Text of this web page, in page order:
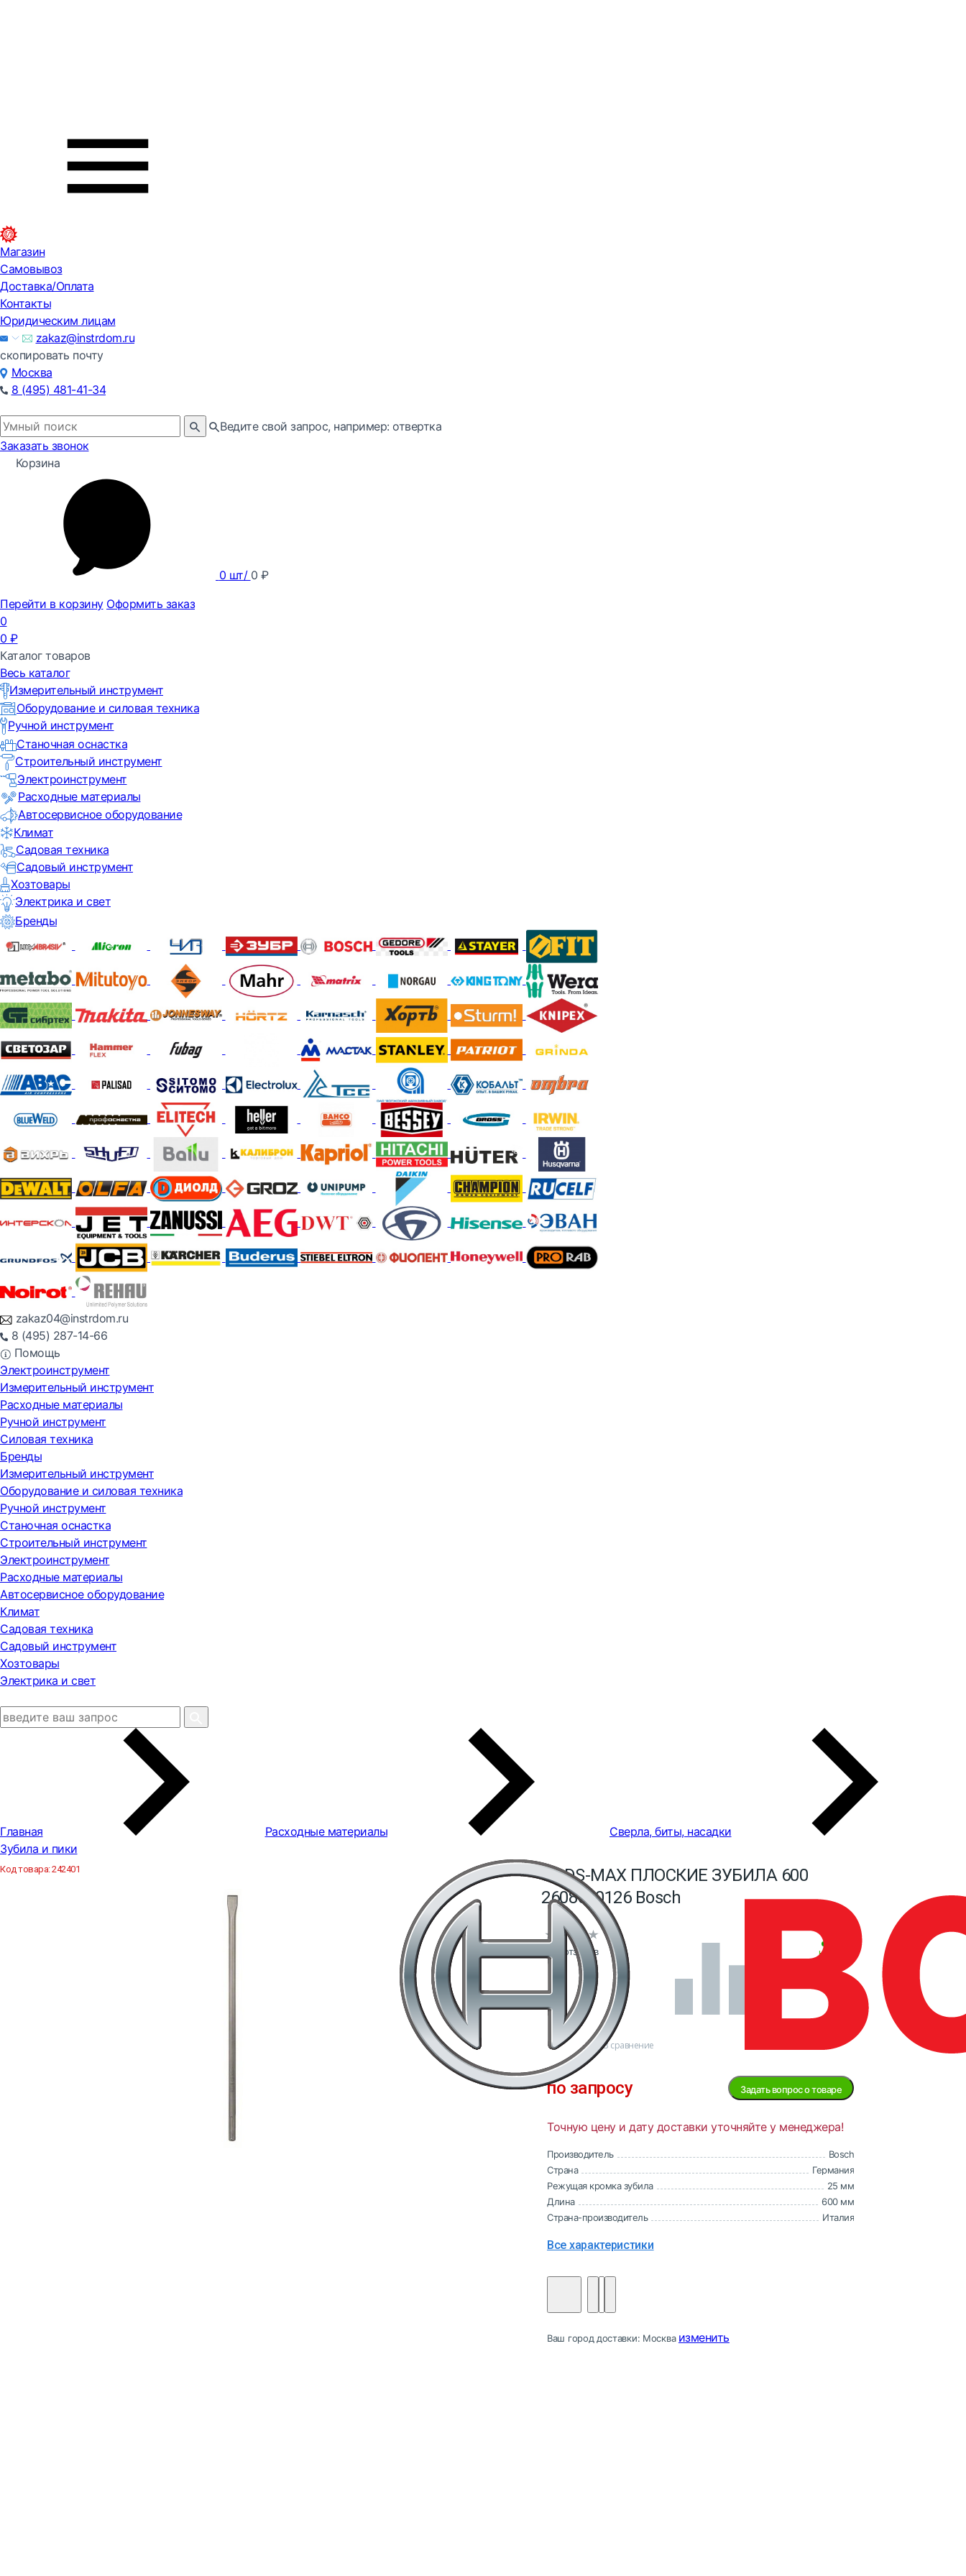
Магазин
Самовывоз
Доставка/Оплата
Контакты
Юридическим лицам
zakaz@instrdom.ru
скопировать почту
Москва
8 (495) 481-41-34
Ведите свой запрос, например: отвертка
Заказать звонок
Корзина
0 шт/ 0 ₽
Перейти в корзину Оформить заказ
0
0 ₽
Каталог товаров
Весь каталог
Измерительный инструмент
Оборудование и силовая техника
Ручной инструмент
Станочная оснастка
Строительный инструмент
Электроинструмент
Расходные материалы
Автосервисное оборудование
Климат
Садовая техника
Садовый инструмент
Хозтовары
Электрика и свет
Бренды
zakaz04@instrdom.ru
8 (495) 287-14-66
Помощь
Электроинструмент
Измерительный инструмент
Расходные материалы
Ручной инструмент
Силовая техника
Бренды
Измерительный инструмент
Оборудование и силовая техника
Ручной инструмент
Станочная оснастка
Строительный инструмент
Электроинструмент
Расходные материалы
Автосервисное оборудование
Климат
Садовая техника
Садовый инструмент
Хозтовары
Электрика и свет
Главная Расходные материалы
Сверла, биты, насадки
Зубила и пики
Код товара:242401
5 SDS-MAX ПЛОСКИЕ ЗУБИЛА 600
2608690126 Bosch
0 отзывов
В сравнение
наличии
по запросу Задать вопрос о товаре
Точную цену и дату доставки уточняйте у менеджера!
Производитель
Bosch
Страна
Германия
Режущая кромка зубила
25 мм
Длина
600 мм
Страна-производитель
Италия
Все характеристики
Ваш город доставки: Москва изменить